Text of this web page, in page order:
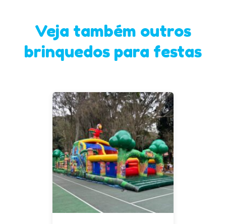
Veja também outros
brinquedos para festas